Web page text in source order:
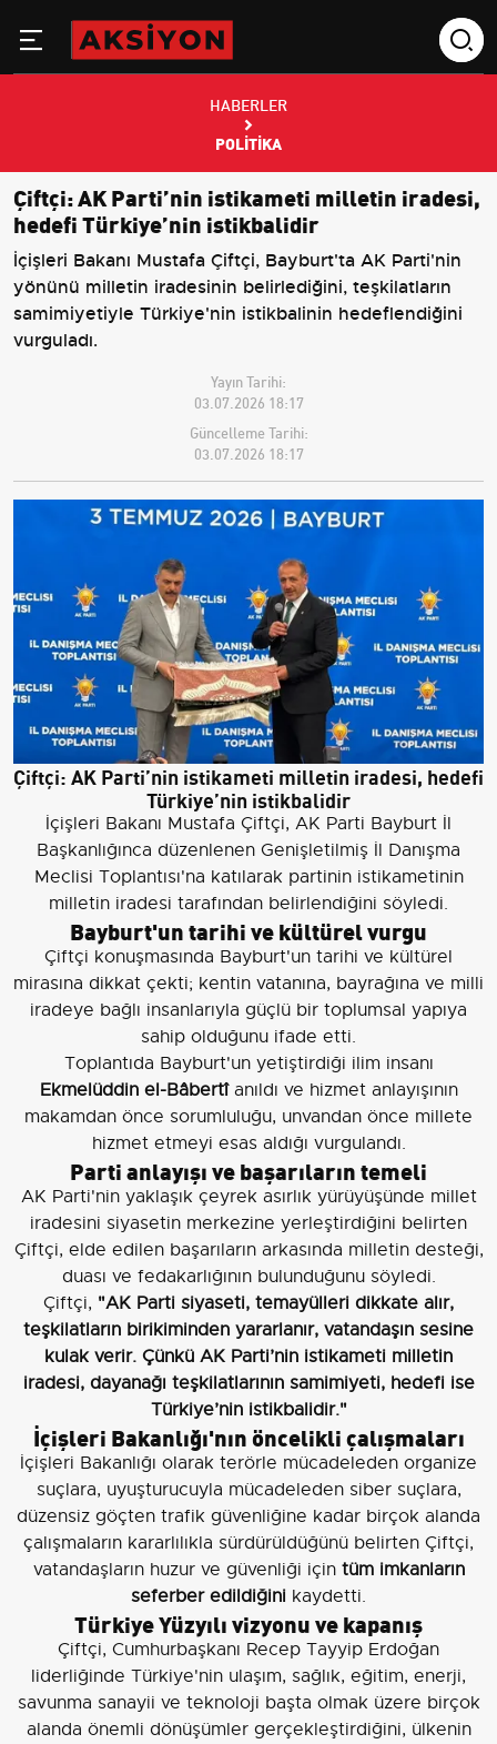
HABERLER
POLITIKA
Çiftçi: AK Parti’nin istikameti milletin iradesi,
hedefi Türkiye’nin istikbalidir
İçişleri Bakanı Mustafa Çiftçi, Bayburt'ta AK Parti'nin
yönünü milletin iradesinin belirlediğini, teşkilatların
samimiyetiyle Türkiye'nin istikbalinin hedeflendiğini
vurguladı.
Yayın Tarihi:
03.07.2026 18:17
Güncelleme Tarihi:
03.07.2026 18:17
Çiftçi: AK Parti’nin istikameti milletin iradesi, hedefi
Türkiye’nin istikbalidir
İçişleri Bakanı Mustafa Çiftçi, AK Parti Bayburt İl
Başkanlığınca düzenlenen Genişletilmiş İl Danışma
Meclisi Toplantısı'na katılarak partinin istikametinin
milletin iradesi tarafından belirlendiğini söyledi.
Bayburt'un tarihi ve kültürel vurgu
Çiftçi konuşmasında Bayburt'un tarihi ve kültürel
mirasına dikkat çekti; kentin vatanına, bayrağına ve milli
iradeye bağlı insanlarıyla güçlü bir toplumsal yapıya
sahip olduğunu ifade etti.
Toplantıda Bayburt'un yetiştirdiği ilim insanı
Ekmelüddin el-Bâbertîanıldı ve hizmet anlayışının
makamdan önce sorumluluğu, unvandan önce millete
hizmet etmeyi esas aldığı vurgulandı.
Parti anlayışı ve başarıların temeli
AK Parti'nin yaklaşık çeyrek asırlık yürüyüşünde millet
iradesini siyasetin merkezine yerleştirdiğini belirten
Çiftçi, elde edilen başarıların arkasında milletin desteği,
duası ve fedakarlığının bulunduğunu söyledi.
Çiftçi, "AK Parti siyaseti, temayülleri dikkate alır,
teşkilatların birikiminden yararlanır, vatandaşın sesine
kulak verir. Çünkü AK Parti’nin istikameti milletin
iradesi, dayanağı teşkilatlarının samimiyeti, hedefi ise
Türkiye’nin istikbalidir."
İçişleri Bakanlığı'nın öncelikli çalışmaları
İçişleri Bakanlığı olarak terörle mücadeleden organize
suçlara, uyuşturucuyla mücadeleden siber suçlara,
düzensiz göçten trafik güvenliğine kadar birçok alanda
çalışmaların kararlılıkla sürdürüldüğünü belirten Çiftçi,
vatandaşların huzur ve güvenliği için tüm imkanların
seferber edildiğini kaydetti.
Türkiye Yüzyılı vizyonu ve kapanış
Çiftçi, Cumhurbaşkanı Recep Tayyip Erdoğan
liderliğinde Türkiye'nin ulaşım, sağlık, eğitim, enerji,
savunma sanayii ve teknoloji başta olmak üzere birçok
alanda önemli dönüşümler gerçekleştirdiğini, ülkenin